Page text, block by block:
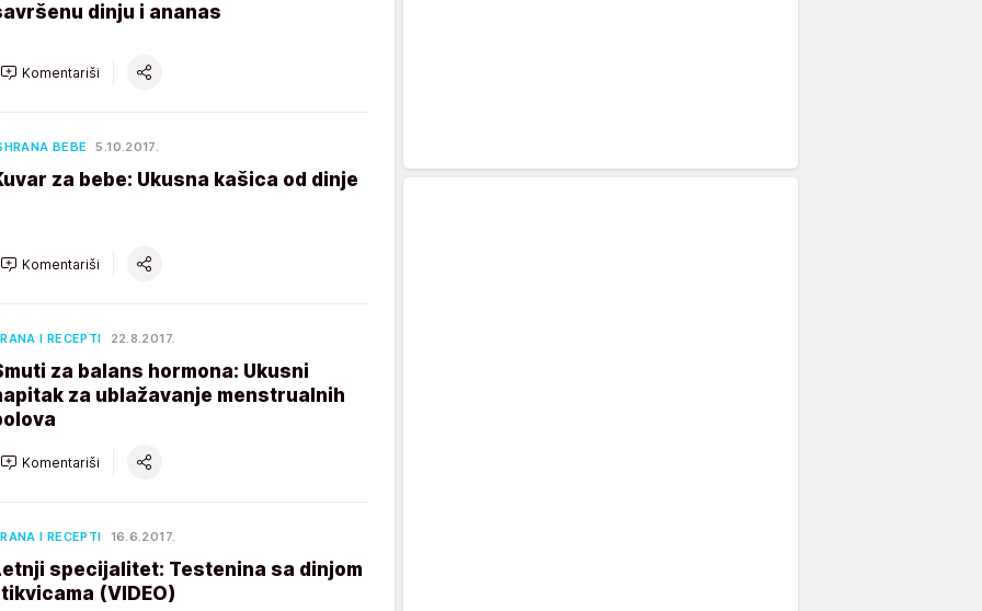
dinju i ananas
Komentariši
BEBE 5.10.2017.
za bebe: Ukusna kašica od dinje
Komentariši
I RECEPTI 22.8.2017.
za balans hormona: Ukusni
za ublažavanje menstrualnih
Komentariši
I RECEPTI 16.6.2017.
specijalitet: Testenina sa dinjom
(VIDEO)